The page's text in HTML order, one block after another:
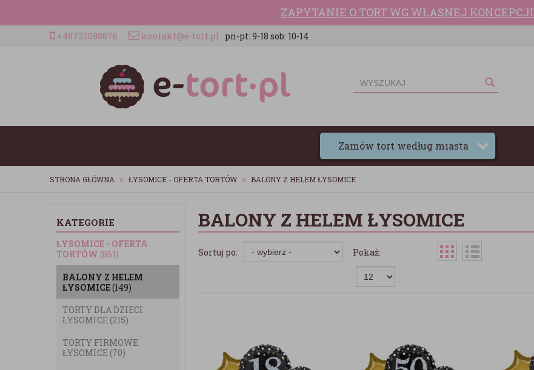
ZAPYTANIE O TORT WG WŁASNEJ KONCEPCJI
+48732098876 kontakt@e-tort.pl pn-pt: 9-18 sob: 10-14
Zamów tort według miasta
STRONA GŁÓWNA ŁYSOMICE - OFERTA TORTÓW BALONY Z HELEM ŁYSOMICE
KATEGORIE
ŁYSOMICE - OFERTA
TORTÓW (861)
BALONY Z HELEM
ŁYSOMICE(149)
TORTY DLA DZIECI
ŁYSOMICE (215)
TORTY FIRMOWE
ŁYSOMICE (70)
BALONY Z HELEM ŁYSOMICE
Sortuj po: Pokaż: